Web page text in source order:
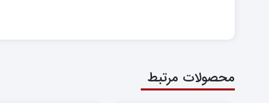
محصولات مرتبط